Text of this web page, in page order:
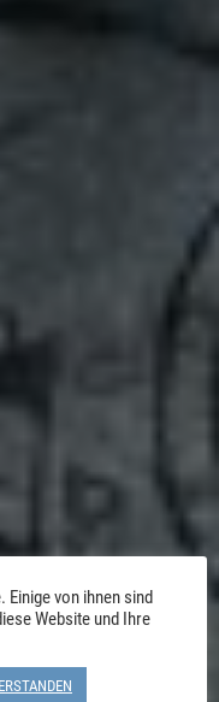
von ihnen sind
Website und Ihre